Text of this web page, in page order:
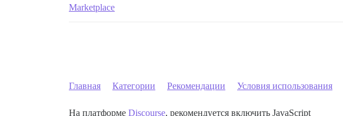
Marketplace
Главная Категории Рекомендации Условия использования
На платформе Discourse, рекомендуется включить JavaScript